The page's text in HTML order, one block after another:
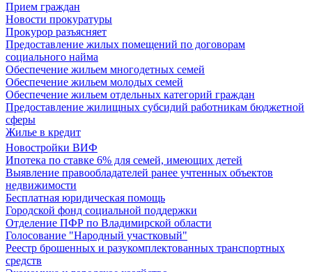
Прием граждан
Новости прокуратуры
Прокурор разъясняет
Предоставление жилых помещений по договорам
социального найма
Обеспечение жильем многодетных семей
Обеспечение жильем молодых семей
Обеспечение жильем отдельных категорий граждан
Предоставление жилищных субсидий работникам бюджетной
сферы
Жилье в кредит
Новостройки ВИФ
Ипотека по ставке 6% для семей, имеющих детей
Выявление правообладателей ранее учтенных объектов
недвижимости
Бесплатная юридическая помощь
Городской фонд социальной поддержки
Отделение ПФР по Владимирской области
Голосование "Народный участковый"
Реестр брошенных и разукомплектованных транспортных
средств